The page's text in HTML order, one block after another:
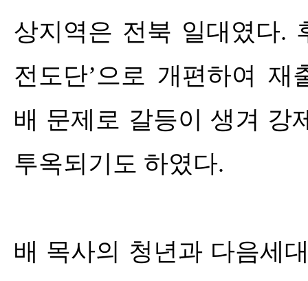
상지역은 전북 일대였다.
전도단’으로 개편하여 재
배 문제로 갈등이 생겨 강
투옥되기도 하였다.
배 목사의 청년과 다음세